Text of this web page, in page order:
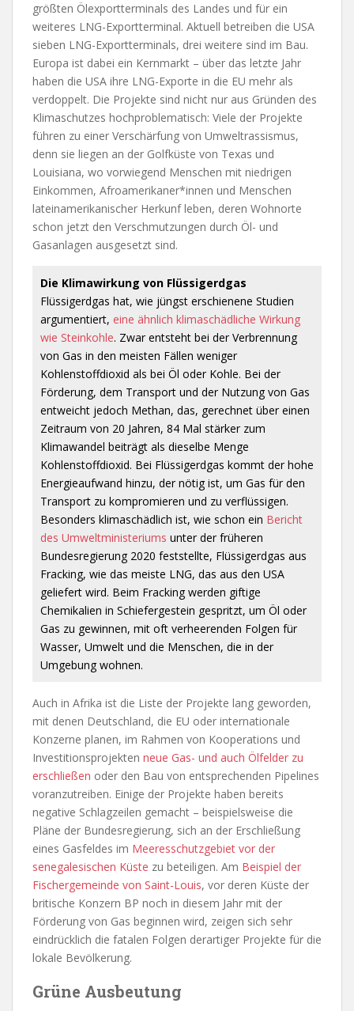
größten Ölexportterminals des Landes und für ein
weiteres LNG-Exportterminal. Aktuell betreiben die USA
sieben LNG-Exportterminals, drei weitere sind im Bau.
Europa ist dabei ein Kernmarkt – über das letzte Jahr
haben die USA ihre LNG-Exporte in die EU mehr als
verdoppelt. Die Projekte sind nicht nur aus Gründen des
Klimaschutzes hochproblematisch: Viele der Projekte
führen zu einer Verschärfung von Umweltrassismus,
denn sie liegen an der Golfküste von Texas und
Louisiana, wo vorwiegend Menschen mit niedrigen
Einkommen, Afroamerikaner*innen und Menschen
lateinamerikanischer Herkunf leben, deren Wohnorte
schon jetzt den Verschmutzungen durch Öl- und
Gasanlagen ausgesetzt sind.
Die Klimawirkung von Flüssigerdgas
Flüssigerdgas hat, wie jüngst erschienene Studien
argumentiert, eine ähnlich klimaschädliche Wirkung
wie Steinkohle. Zwar entsteht bei der Verbrennung
von Gas in den meisten Fällen weniger
Kohlenstoffdioxid als bei Öl oder Kohle. Bei der
Förderung, dem Transport und der Nutzung von Gas
entweicht jedoch Methan, das, gerechnet über einen
Zeitraum von 20 Jahren, 84 Mal stärker zum
Klimawandel beiträgt als dieselbe Menge
Kohlenstoffdioxid. Bei Flüssigerdgas kommt der hohe
Energieaufwand hinzu, der nötig ist, um Gas für den
Transport zu kompromieren und zu verflüssigen.
Besonders klimaschädlich ist, wie schon ein Bericht
des Umweltministeriums unter der früheren
Bundesregierung 2020 feststellte, Flüssigerdgas aus
Fracking, wie das meiste LNG, das aus den USA
geliefert wird. Beim Fracking werden giftige
Chemikalien in Schiefergestein gespritzt, um Öl oder
Gas zu gewinnen, mit oft verheerenden Folgen für
Wasser, Umwelt und die Menschen, die in der
Umgebung wohnen.
Auch in Afrika ist die Liste der Projekte lang geworden,
mit denen Deutschland, die EU oder internationale
Konzerne planen, im Rahmen von Kooperations und
Investitionsprojekten neue Gas- und auch Ölfelder zu
erschließen oder den Bau von entsprechenden Pipelines
voranzutreiben. Einige der Projekte haben bereits
negative Schlagzeilen gemacht – beispielsweise die
Pläne der Bundesregierung, sich an der Erschließung
eines Gasfeldes im Meeresschutzgebiet vor der
senegalesischen Küste zu beteiligen. Am Beispiel der
Fischergemeinde von Saint-Louis, vor deren Küste der
britische Konzern BP noch in diesem Jahr mit der
Förderung von Gas beginnen wird, zeigen sich sehr
eindrücklich die fatalen Folgen derartiger Projekte für die
lokale Bevölkerung.
Grüne Ausbeutung